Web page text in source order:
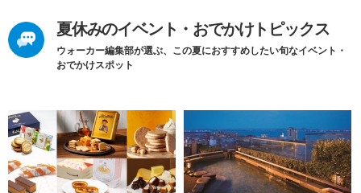
夏休みのイベント・おでかけトピックス
ウォーカー編集部が選ぶ、この夏におすすめしたい旬なイベント・
おでかけスポット